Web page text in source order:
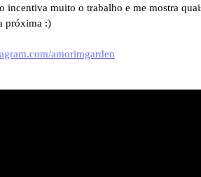
incentiva muito o trabalho e me mostra
próxima :)
amorimgarden